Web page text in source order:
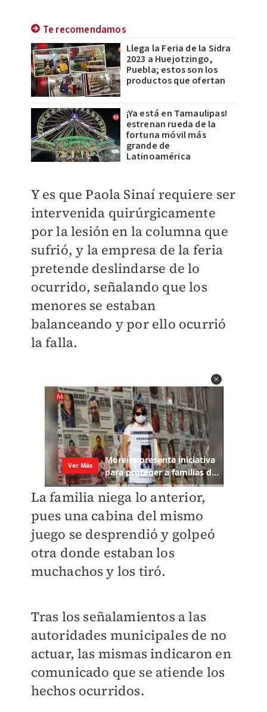
Te recomendamos
Llega la Feria de la Sidra
2023 a Huejotzingo,
Puebla; estos son los
productos que ofertan
¡Ya está en Tamaulipas!
estrenan rueda de la
fortuna móvil más
grande de
Latinoamérica
Y es que Paola Sinaí requiere ser
intervenida quirúrgicamente
por la lesión en la columna que
sufrió, y la empresa de la feria
pretende deslindarse de lo
ocurrido, señalando que los
menores se estaban
balanceando y por ello ocurrió
la falla.
La familia niega lo anterior,
pues una cabina del mismo
juego se desprendió y golpeó
otra donde estaban los
muchachos y los tiró.
Tras los señalamientos a las
autoridades municipales de no
actuar, las mismas indicaron en
comunicado que se atiende los
hechos ocurridos.